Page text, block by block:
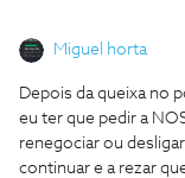
Miguel horta
Depois da queixa no
eu ter que pedir a
renegociar ou
continuar e a rezar